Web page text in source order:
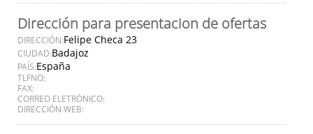
Dirección para presentacion de ofertas
DIRECCIÓN:Felipe Checa 23
CIUDAD:Badajoz
PAÍS:España
TLFNO:
FAX:
CORREO ELETRÓNICO:
DIRECCIÓN WEB: